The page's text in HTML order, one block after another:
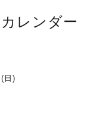
カレンダー
日)